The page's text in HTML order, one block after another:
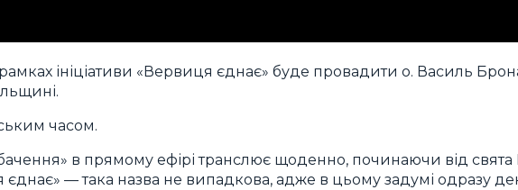
ініціативи «Вервиця єднає» буде провадити о. Василь
часом.
в прямому ефірі транслює щоденно, починаючи від
— така назва не випадкова, адже в цьому задумі одразу